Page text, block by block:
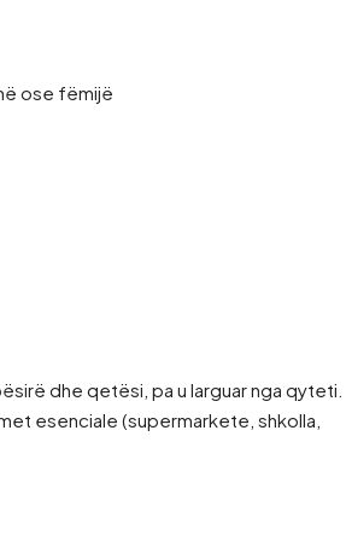
ose fëmijë
dhe qetësi, pa u larguar nga qyteti.
esenciale (supermarkete, shkolla,